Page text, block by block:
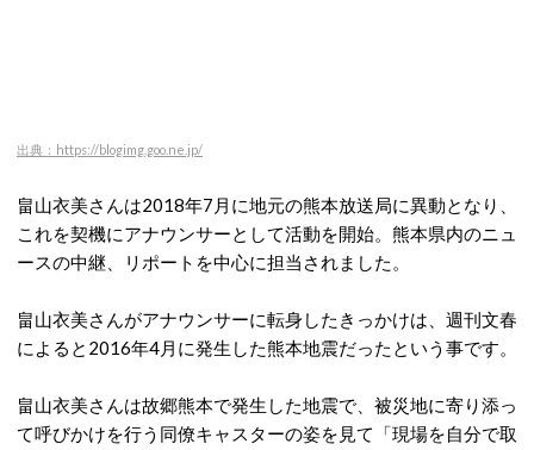
出典：https://blogimg.goo.ne.jp/
畠山衣美さんは2018年7月に地元の熊本放送局に異動となり、
これを契機にアナウンサーとして活動を開始。熊本県内のニュ
ースの中継、リポートを中心に担当されました。
畠山衣美さんがアナウンサーに転身したきっかけは、週刊文春
によると2016年4月に発生した熊本地震だったという事です。
畠山衣美さんは故郷熊本で発生した地震で、被災地に寄り添っ
て呼びかけを行う同僚キャスターの姿を見て「現場を自分で取